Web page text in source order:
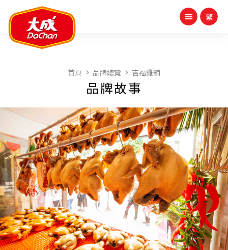
首頁 品牌總覽 吉福雞舖
品牌故事